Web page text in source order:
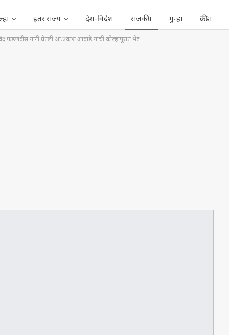
इतर राज्य देश-विदेश राजकीय गुन्हा क्रीड़ा
फडणवीस यांनी घेतली आ.प्रकाश आवाडे यांची कोल्हापूरात भेट